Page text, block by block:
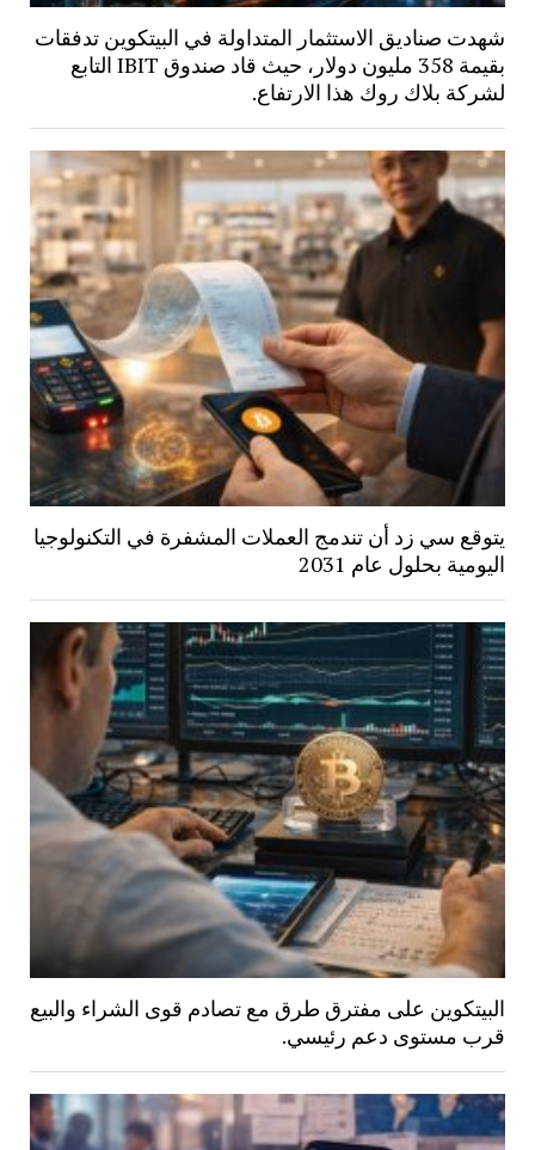
شهدت صناديق الاستثمار المتداولة في البيتكوين تدفقات
بقيمة 358 مليون دولار، حيث قاد صندوق IBIT التابع
لشركة بلاك روك هذا الارتفاع.
يتوقع سي زد أن تندمج العملات المشفرة في التكنولوجيا
اليومية بحلول عام 2031
البيتكوين على مفترق طرق مع تصادم قوى الشراء والبيع
قرب مستوى دعم رئيسي.